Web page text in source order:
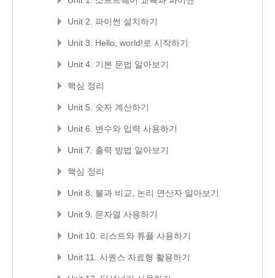
Unit 2. 파이썬 설치하기
Unit 3. Hello, world!로 시작하기
Unit 4. 기본 문법 알아보기
핵심 정리
Unit 5. 숫자 계산하기
Unit 6. 변수와 입력 사용하기
Unit 7. 출력 방법 알아보기
핵심 정리
Unit 8. 불과 비교, 논리 연산자 알아보기
Unit 9. 문자열 사용하기
Unit 10. 리스트와 튜플 사용하기
Unit 11. 시퀀스 자료형 활용하기